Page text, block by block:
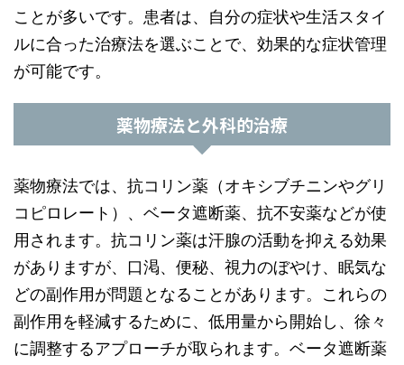
ことが多いです。患者は、自分の症状や生活スタイ
ルに合った治療法を選ぶことで、効果的な症状管理
が可能です。
薬物療法と外科的治療
薬物療法では、抗コリン薬（オキシブチニンやグリ
コピロレート）、ベータ遮断薬、抗不安薬などが使
用されます。抗コリン薬は汗腺の活動を抑える効果
がありますが、口渇、便秘、視力のぼやけ、眠気な
どの副作用が問題となることがあります。これらの
副作用を軽減するために、低用量から開始し、徐々
に調整するアプローチが取られます。ベータ遮断薬